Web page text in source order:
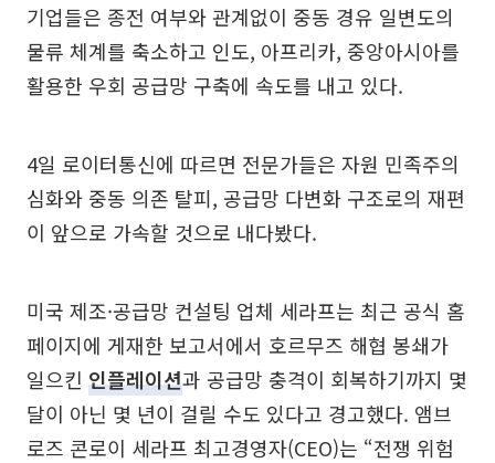
기업들은 종전 여부와 관계없이 중동 경유 일변도의
물류 체계를 축소하고 인도, 아프리카, 중앙아시아를
활용한 우회 공급망 구축에 속도를 내고 있다.
4일 로이터통신에 따르면 전문가들은 자원 민족주의
심화와 중동 의존 탈피, 공급망 다변화 구조로의 재편
이 앞으로 가속할 것으로 내다봤다.
미국 제조·공급망 컨설팅 업체 세라프는 최근 공식 홈
페이지에 게재한 보고서에서 호르무즈 해협 봉쇄가
일으킨 인플레이션과 공급망 충격이 회복하기까지 몇
달이 아닌 몇 년이 걸릴 수도 있다고 경고했다. 앰브
로즈 콘로이 세라프 최고경영자(CEO)는 “전쟁 위험